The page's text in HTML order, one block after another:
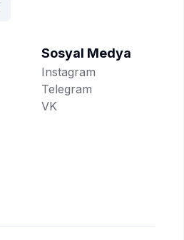
Sosyal Medya
Instagram
Telegram
VK